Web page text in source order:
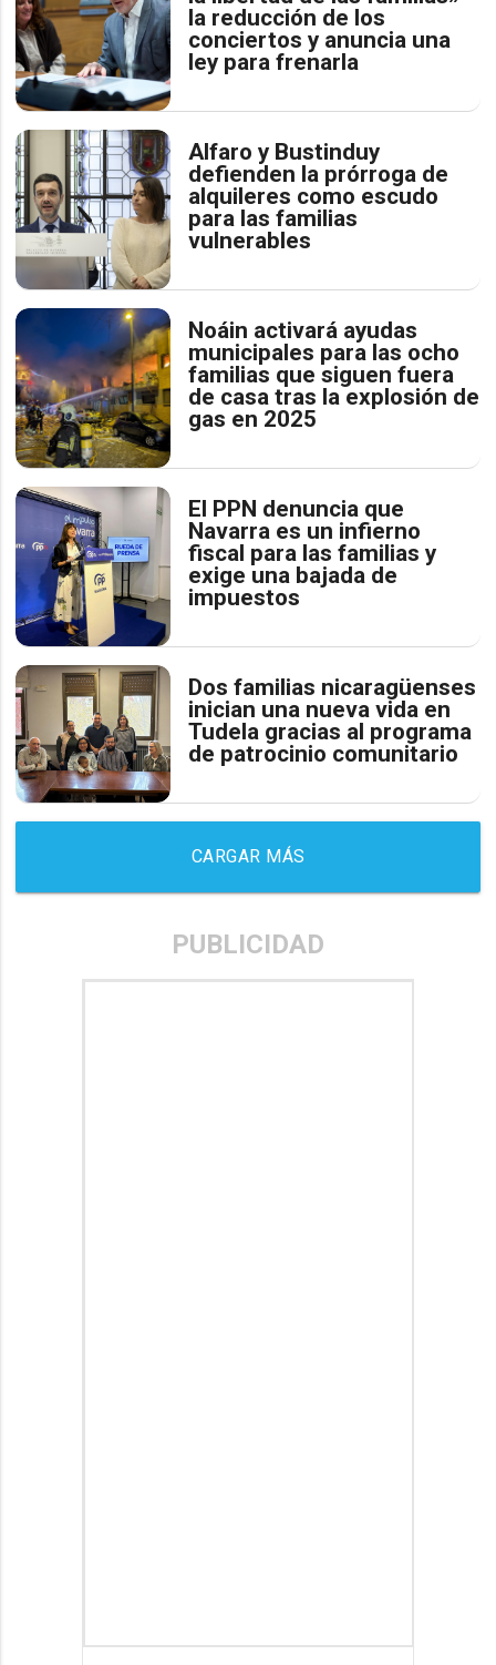
la reducción de los
conciertos y anuncia una
ley para frenarla
Alfaro y Bustinduy
defienden la prórroga de
alquileres como escudo
para las familias
vulnerables
Noáin activará ayudas
municipales para las ocho
familias que siguen fuera
de casa tras la explosión de
gas en 2025
El PPN denuncia que
Navarra es un infierno
fiscal para las familias y
exige una bajada de
impuestos
Dos familias nicaragüenses
inician una nueva vida en
Tudela gracias al programa
de patrocinio comunitario
CARGAR MÁS
PUBLICIDAD